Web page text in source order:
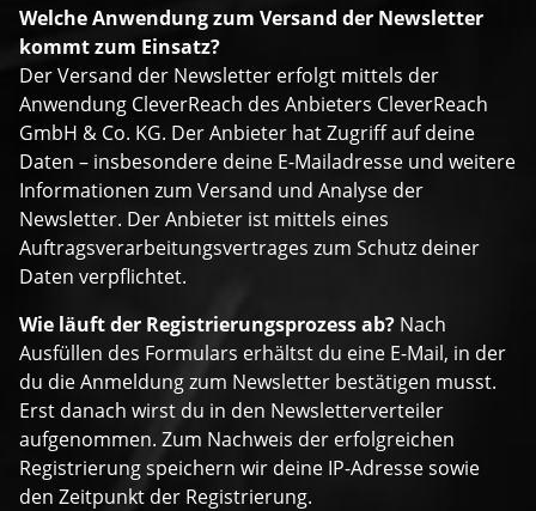
Welche Anwendung zum Versand der Newsletter
kommt zum Einsatz?
Der Versand der Newsletter erfolgt mittels der
Anwendung CleverReach des Anbieters CleverReach
GmbH & Co. KG. Der Anbieter hat Zugriff auf deine
Daten – insbesondere deine E-Mailadresse und weitere
Informationen zum Versand und Analyse der
Newsletter. Der Anbieter ist mittels eines
Auftragsverarbeitungsvertrages zum Schutz deiner
Daten verpflichtet.
Wie läuft der Registrierungsprozess ab? Nach
Ausfüllen des Formulars erhältst du eine E-Mail, in der
du die Anmeldung zum Newsletter bestätigen musst.
Erst danach wirst du in den Newsletterverteiler
aufgenommen. Zum Nachweis der erfolgreichen
Registrierung speichern wir deine IP-Adresse sowie
den Zeitpunkt der Registrierung.